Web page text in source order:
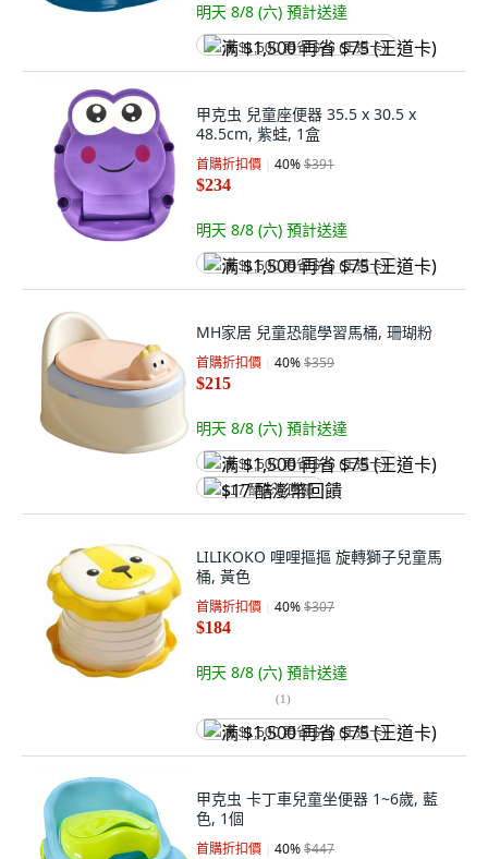
明天 8/8 (六) 預計送達
满 $1,500 再省 $75 (王道卡)
甲克虫 兒童座便器 35.5 x 30.5 x
48.5cm, 紫蛙, 1盒
首購折扣價 40%$391
$234
明天 8/8 (六) 預計送達
满 $1,500 再省 $75 (王道卡)
MH家居 兒童恐龍學習馬桶, 珊瑚粉
首購折扣價 40%$359
$215
明天 8/8 (六) 預計送達
满 $1,500 再省 $75 (王道卡)
$17 酷澎幣回饋
LILIKOKO 哩哩摳摳 旋轉獅子兒童馬
桶, 黃色
首購折扣價 40%$307
$184
明天 8/8 (六) 預計送達
(1)
满 $1,500 再省 $75 (王道卡)
甲克虫 卡丁車兒童坐便器 1~6歲, 藍
色, 1個
首購折扣價 40%$447